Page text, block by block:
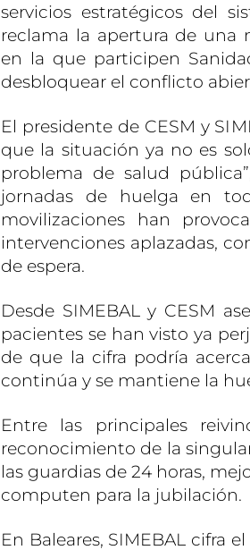
servicios estratégicos del
reclama la apertura de una
en la que participen
desbloquear el conflicto
El presidente de CESM y
que la situación ya no es
problema de salud
jornadas de huelga en
movilizaciones han
intervenciones aplazadas,
de espera.
Desde SIMEBAL y CESM
pacientes se han visto ya
de que la cifra podría
continúa y se mantiene la
Entre las principales
reconocimiento de la
las guardias de 24 horas,
computen para la jubilación.
En Baleares, SIMEBAL cifra